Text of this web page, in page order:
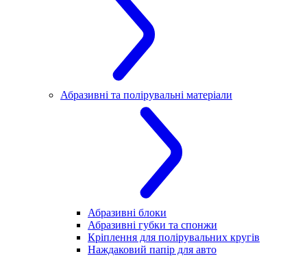
Абразивні та полірувальні матеріали
Абразивні блоки
Абразивні губки та спонжи
Кріплення для полірувальних кругів
Наждаковий папір для авто